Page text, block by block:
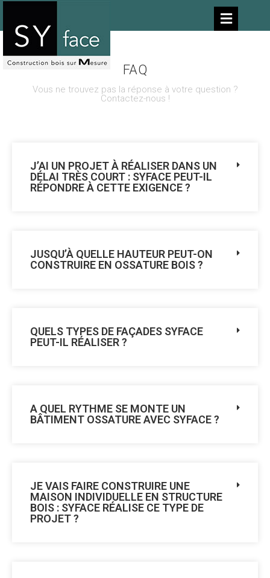
FAQ
Vous ne trouvez pas la réponse à votre question ?
Contactez-nous !
J’AI UN PROJET À RÉALISER DANS UN
DÉLAI TRÈS COURT : SYFACE PEUT-IL
RÉPONDRE À CETTE EXIGENCE ?
JUSQU’À QUELLE HAUTEUR PEUT-ON
CONSTRUIRE EN OSSATURE BOIS ?
QUELS TYPES DE FAÇADES SYFACE
PEUT-IL RÉALISER ?
A QUEL RYTHME SE MONTE UN
BÂTIMENT OSSATURE AVEC SYFACE ?
JE VAIS FAIRE CONSTRUIRE UNE
MAISON INDIVIDUELLE EN STRUCTURE
BOIS : SYFACE RÉALISE CE TYPE DE
PROJET ?